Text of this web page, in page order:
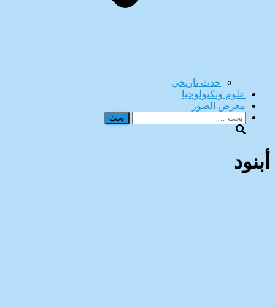
حدث تاريخي
علوم وتكنولوجيا
معرض الصور
البحث
عن:
أبنود